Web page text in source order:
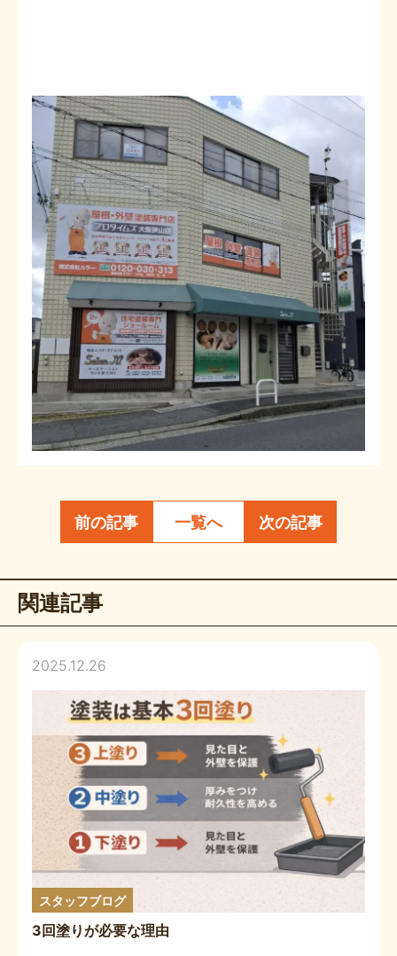
前の記事 一覧へ 次の記事
関連記事
2025.12.26
スタッフブログ
3回塗りが必要な理由